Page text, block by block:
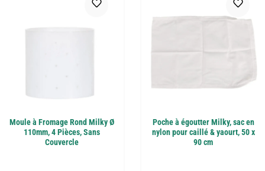
Moule à Fromage Rond Milky Ø
110mm, 4 Pièces, Sans
Couvercle
Poche à égoutter Milky, sac en
nylon pour caillé & yaourt, 50 x
90 cm